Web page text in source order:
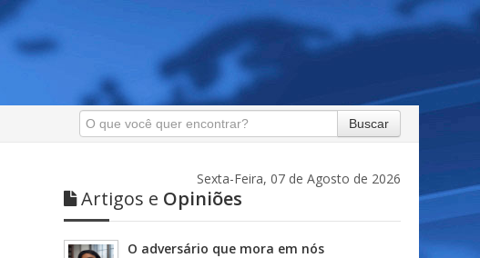
Buscar
Sexta-Feira, 07 de Agosto de 2026
Artigos e Opiniões
O adversário que mora em nós